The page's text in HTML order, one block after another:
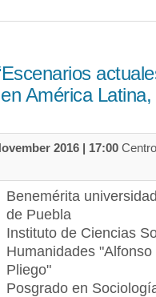
América
2016 | 17:00
Benemérita
de Puebla
Instituto de Ciencias
Humanidades "Alfonso
Pliego"
Posgrado en